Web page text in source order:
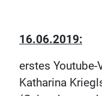
16.06.2019:
erstes
Katharina